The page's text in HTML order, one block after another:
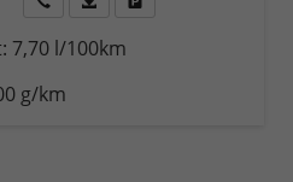
7,70 l/100km
g/km